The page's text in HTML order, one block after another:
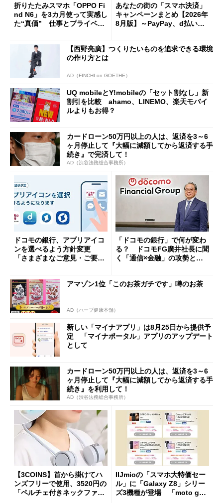
折りたたみスマホ「OPPO Fi
nd N6」を3カ月使って実感し
た“真価” 仕事とプライベー
あなたの街の「スマホ決済」
キャンペーンまとめ【2026年
8月版】～PayPay、d払い、a
【西野亮廣】つくりたいものを追求できる環境
の作り方とは
AD（FINCHI on GOETHE）
UQ mobileとY!mobileの「セット割なし」新
割引を比較 ahamo、LINEMO、楽天モバイ
ルよりもお得？
カードローン50万円以上の人は、返済を3～6
ヶ月停止して『大幅に減額してから返済する手
続き』で完済して！
AD（渋谷法務総合事務所）
ドコモの銀行、アプリアイコ
ンを選べるよう方針変更
「さまざまなご意見・ご要望
「ドコモの銀行」で何が変わ
る？ ドコモFG廣井社長に聞
く「通信×金融」の攻勢とグ
アマゾン1位「このお茶ガチです」噂のお茶
AD（ハーブ健康本舗）
新しい「マイナアプリ」は8月25日から提供予
定 「マイナポータル」アプリのアップデート
として
カードローン50万円以上の人は、返済を3～6
ヶ月停止して『大幅に減額してから返済する手
続き』を利用して！
AD（渋谷法務総合事務所）
【3COINS】首から掛けてハ
ンズフリーで使用、3520円の
「ペルチェ付きネックファ
IIJmioの「スマホ大特価セー
ル」に「Galaxy Z8」シリー
ズ3機種が登場 「moto g37